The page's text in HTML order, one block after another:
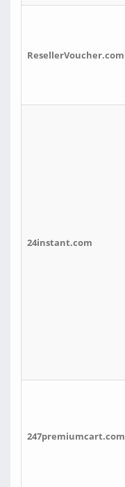
ResellerVoucher.com
24instant.com
247premiumcart.com